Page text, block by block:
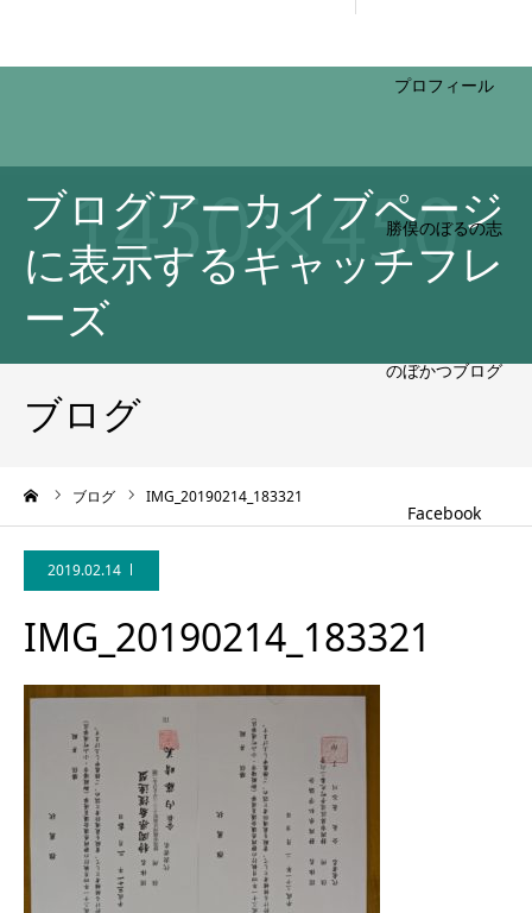
HOME
プロフィール
ブログアーカイブページ
に表示するキャッチフレ
ーズ
ブログ
ブログ IMG_20190214_183321
2019.02.14
IMG_20190214_183321